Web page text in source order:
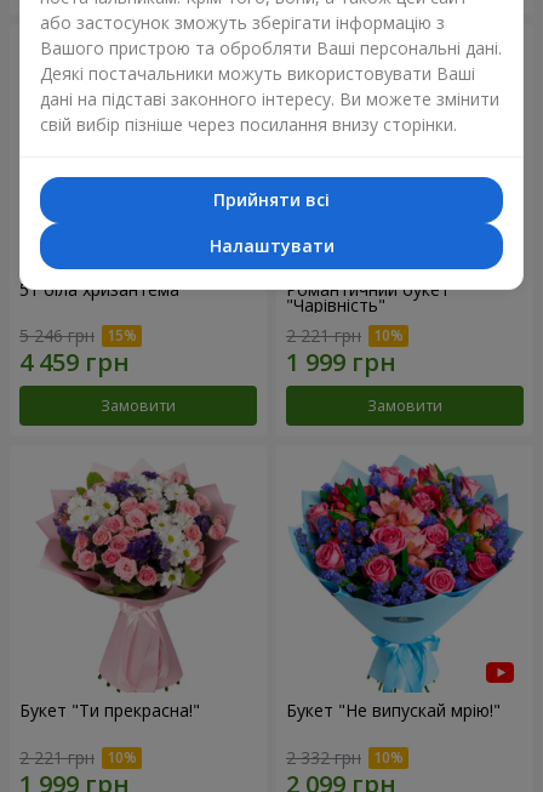
51 біла хризантема
5 246 грн
Замовити
Романтичний букет
"Чарівність"
2 221 грн
Замовити
Букет "Ти прекрасна!"
2 221 грн
Букет "Не випускай мрію!"
2 332 грн
або застосунок зможуть зберігати інформацію з
Вашого пристрою та обробляти Ваші персональні дані.
Деякі постачальники можуть використовувати Ваші
дані на підставі законного інтересу. Ви можете змінити
свій вибір пізніше через посилання внизу сторінки.
Прийняти всі
Налаштувати